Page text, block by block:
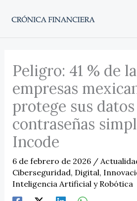
Peligro: 41 % de
empresas
protege sus
contraseñas
Incode
6 de febrero de 2026 /
Ciberseguridad, Digital,
Inteligencia Artificial y Robótica